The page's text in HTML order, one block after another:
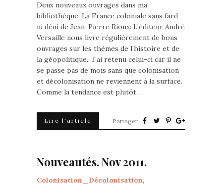
Deux nouveaux ouvrages dans ma
bibliothèque: La France coloniale sans fard
ni déni de Jean-Pierre Rioux: L’éditeur André
Versaille nous livre régulièrement de bons
ouvrages sur les thèmes de l’histoire et de
la géopolitique. J’ai retenu celui-ci car il ne
se passe pas de mois sans que colonisation
et décolonisation ne reviennent à la surface.
Comme la tendance est plutôt…
Lire l'article Partager
Nouveautés. Nov 2011.
Colonisation_Décolonisation,